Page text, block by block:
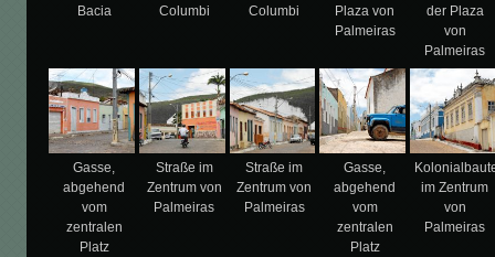
Bacia
Columbi
Columbi
Plaza von
Palmeiras
der Plaza
von
Palmeiras
Gasse,
abgehend
vom
zentralen
Platz
Straße im
Zentrum von
Palmeiras
Straße im
Zentrum von
Palmeiras
Gasse,
abgehend
vom
zentralen
Platz
im Zentrum
von
Palmeiras